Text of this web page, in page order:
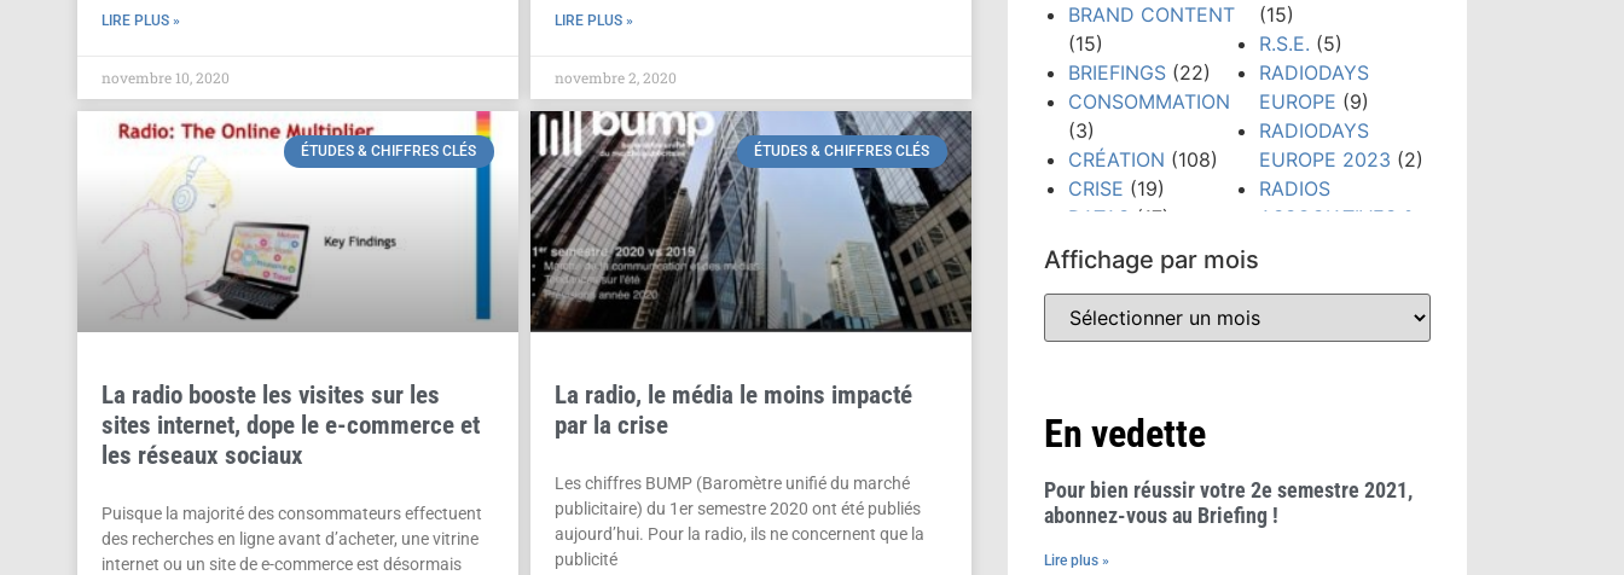
LIRE PLUS »
novembre 10, 2020
LIRE PLUS »
novembre 2, 2020
ÉTUDES & CHIFFRES CLÉS
La radio booste les visites sur les
sites internet, dope le e-commerce et
les réseaux sociaux
Puisque la majorité des consommateurs effectuent
des recherches en ligne avant d’acheter, une vitrine
internet ou un site de e-commerce est désormais
ÉTUDES & CHIFFRES CLÉS
La radio, le média le moins impacté
par la crise
Les chiffres BUMP (Baromètre unifié du marché
publicitaire) du 1er semestre 2020 ont été publiés
aujourd’hui. Pour la radio, ils ne concernent que la
publicité
BRAND CONTENT
(15)
BRIEFINGS(22)
CONSOMMATION
(3)
CRÉATION (108)
CRISE (19)
DATAS (17)
DIGITAL
ÉTUDES &
CHIFFRES CLÉS
(300)
FORMATION(148)
GRANDS PRIX
PUB RADIO
(10)
(15)
R.S.E. (5)
RADIODAYS
EUROPE (9)
RADIODAYS
EUROPE 2023 (2)
RADIOS
ASSOCIATIVES &
USAGES
TENDANCES(481)
WEBINAIRE
Affichage par mois
En vedette
Pour bien réussir votre 2e semestre 2021,
abonnez-vous au Briefing !
Lire plus »